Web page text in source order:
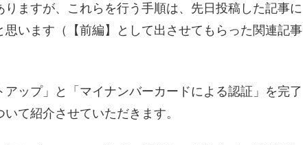
ますが、これらを行う手順は、先日投稿した記事に
います（【前編】として出させてもらった関連記事
ップ」と「マイナンバーカードによる認証」を完了
て紹介させていただきます。